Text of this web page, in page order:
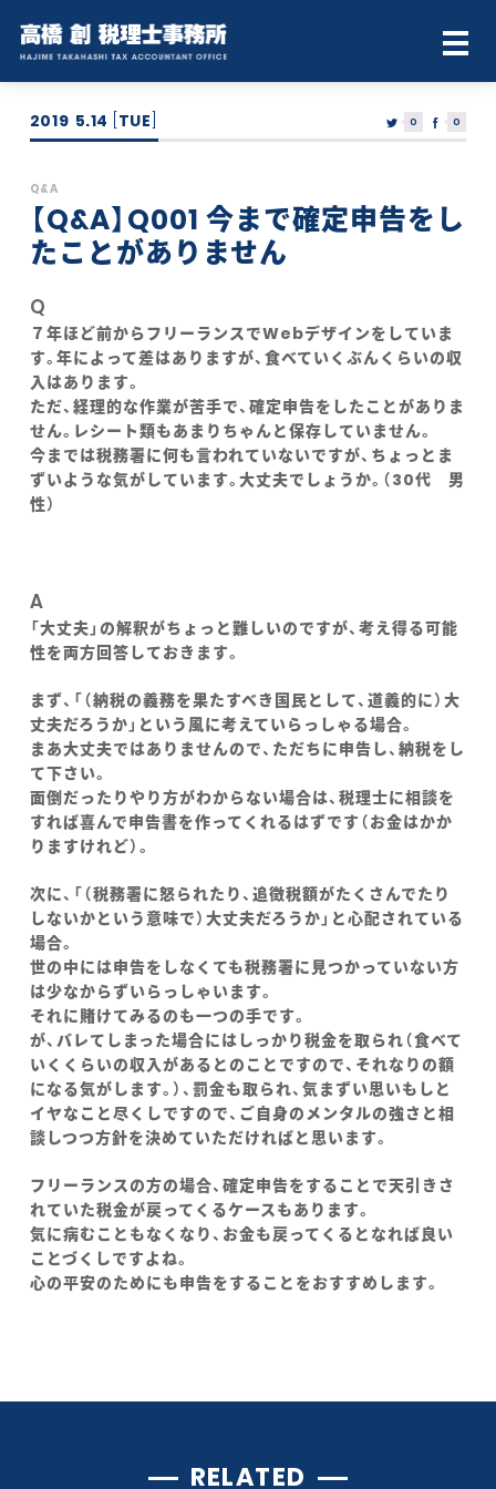
2019 5.14 TUE 0 0
Q&A
【Q&A】Q001 今まで確定申告をし
たことがありません
Q
７年ほど前からフリーランスでWebデザインをしていま
す。年によって差はありますが、食べていくぶんくらいの収
入はあります。
ただ、経理的な作業が苦手で、確定申告をしたことがありま
せん。レシート類もあまりちゃんと保存していません。
今までは税務署に何も言われていないですが、ちょっとま
ずいような気がしています。大丈夫でしょうか。（30代 男
性）
A
「大丈夫」の解釈がちょっと難しいのですが、考え得る可能
性を両方回答しておきます。
まず、「（納税の義務を果たすべき国民として、道義的に）大
丈夫だろうか」という風に考えていらっしゃる場合。
まあ大丈夫ではありませんので、ただちに申告し、納税をし
て下さい。
面倒だったりやり方がわからない場合は、税理士に相談を
すれば喜んで申告書を作ってくれるはずです（お金はかか
りますけれど）。
次に、「（税務署に怒られたり、追徴税額がたくさんでたり
しないかという意味で）大丈夫だろうか」と心配されている
場合。
世の中には申告をしなくても税務署に見つかっていない方
は少なからずいらっしゃいます。
それに賭けてみるのも一つの手です。
が、バレてしまった場合にはしっかり税金を取られ（食べて
いくくらいの収入があるとのことですので、それなりの額
になる気がします。）、罰金も取られ、気まずい思いもしと
イヤなこと尽くしですので、ご自身のメンタルの強さと相
談しつつ方針を決めていただければと思います。
フリーランスの方の場合、確定申告をすることで天引きさ
れていた税金が戻ってくるケースもあります。
気に病むこともなくなり、お金も戻ってくるとなれば良い
ことづくしですよね。
心の平安のためにも申告をすることをおすすめします。
RELATED